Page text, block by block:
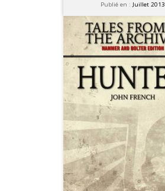
Publié en : Juillet 2013